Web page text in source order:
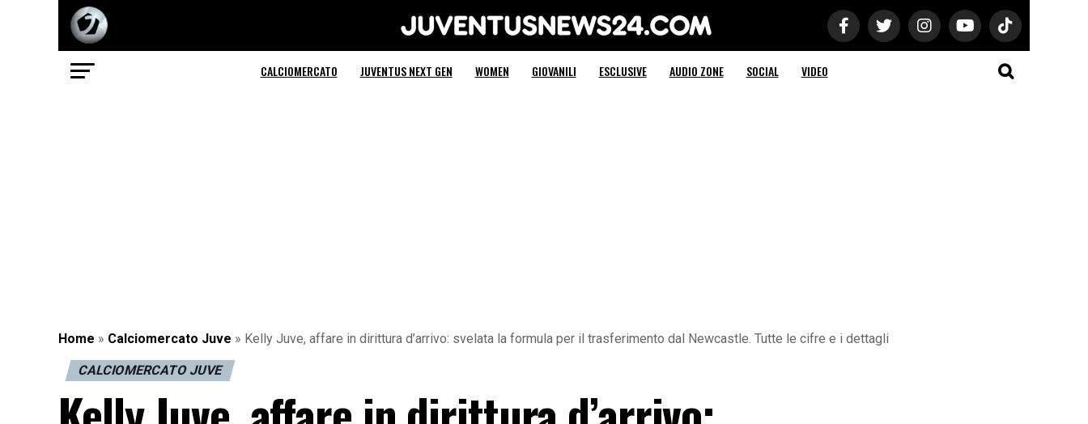
Juventus News 24
CALCIOMERCATO JUVENTUS NEXT GEN WOMEN GIOVANILI ESCLUSIVE AUDIO ZONE SOCIAL VIDEO
Home » Calciomercato Juve » Kelly Juve, affare in dirittura d’arrivo: svelata la formula per il trasferimento dal Newcastle. Tutte le cifre e i dettagli
CALCIOMERCATO JUVE